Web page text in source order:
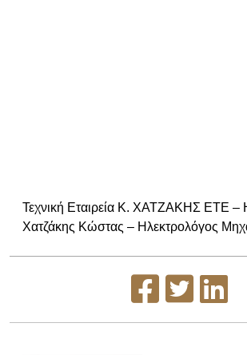
Τεχνική Εταιρεία Κ. ΧΑΤΖΑΚΗΣ ΕΤΕ –
Χατζάκης Κώστας – Ηλεκτρολόγος